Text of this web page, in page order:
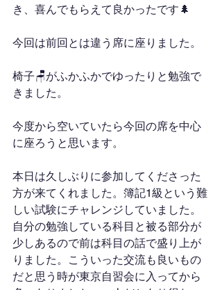
き、喜んでもらえて良かったです🌲
今回は前回とは違う席に座りました。
椅子🪑がふかふかでゆったりと勉強で
きました。
今度から空いていたら今回の席を中心
に座ろうと思います。
本日は久しぶりに参加してくださった
方が来てくれました。簿記1級という難
しい試験にチャレンジしていました。
自分の勉強している科目と被る部分が
少しあるので前は科目の話で盛り上が
りました。こういった交流も良いもの
だと思う時が東京自習会に入ってから